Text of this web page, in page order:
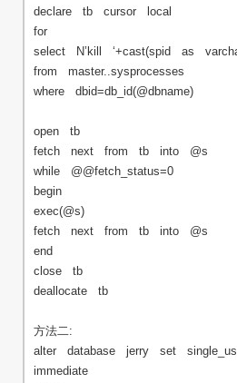
declare tb cursor local
for
select N’kill ‘+cast(spid as
from master..sysprocesses
where dbid=db_id(@dbname)
open tb
fetch next from tb into @s
while @@fetch_status=0
begin
exec(@s)
fetch next from tb into @s
end
close tb
deallocate tb
方法二:
alter database jerry set
immediate